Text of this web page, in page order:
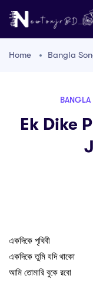
Home Bangla
Ek Dike
একদিকে পৃথিবী
একদিকে তুমি যদি থাকো
আমি তোমারি বুকে রবো